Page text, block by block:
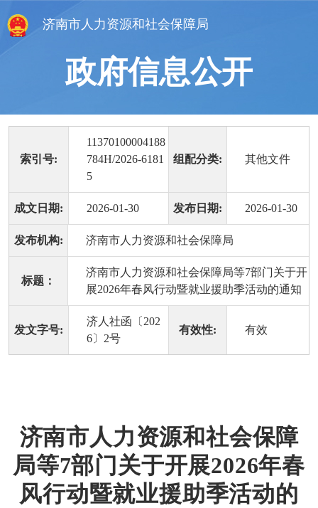
济南市人力资源和社会保障局
政府信息公开
索引号:
11370100004188
784H/2026-6181
5
组配分类: 其他文件
成文日期: 2026-01-30 发布日期: 2026-01-30
发布机构: 济南市人力资源和社会保障局
标题：
济南市人力资源和社会保障局等7部门关于开
展2026年春风行动暨就业援助季活动的通知
发文字号:
济人社函〔202
6〕2号
有效性: 有效
济南市人力资源和社会保障
局等7部门关于开展2026年春
风行动暨就业援助季活动的